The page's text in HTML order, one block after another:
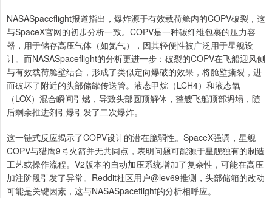
NASASpaceflight报道指出，爆炸源于有效载荷舱内的COPV破裂，这
与SpaceX官网的初步分析一致。COPV是一种碳纤维包裹的压力容
器，用于储存高压气体（如氮气），因其轻便性被广泛用于星舰设
计。而NASASpaceflight的分析更进一步：破裂的COPV在飞船迎风侧
与有效载荷舱壁结合，形成了类似定向爆破的效果，将舱壁撕裂，进
而破坏了附近的头部储罐传送管。液态甲烷（LCH4）和液态氧
（LOX）混合瞬间引燃，导致头部圆顶解体，整艘飞船顶部坍塌，随
后剩余推进剂引爆引发了二次爆炸。
这一链式反应揭示了COPV设计的潜在脆弱性。SpaceX强调，星舰
COPV与猎鹰9号火箭并无共同点，表明问题可能源于星舰独有的制造
工艺或操作流程。V2版本的自动加压系统增加了复杂性，可能在高压
加注阶段引发了异常。Reddit社区用户@lev69推测，头部储箱的改动
可能是关键因素，这与NASASpaceflight的分析相呼应。